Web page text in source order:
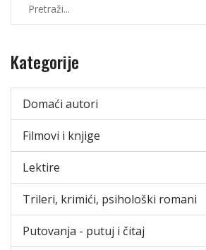
Kategorije
Domaći autori
Filmovi i knjige
Lektire
Trileri, krimići, psihološki romani
Putovanja - putuj i čitaj